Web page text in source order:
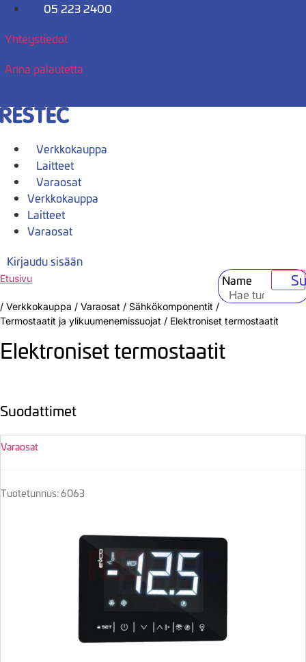
Mene
05 223 2400
Yhteystiedot
Anna palautetta
Verkkokauppa
Laitteet
Varaosat
Verkkokauppa
Laitteet
Varaosat
Kirjaudu sisään
Name
Etusivu
/ Verkkokauppa / Varaosat / Sähkökomponentit /
Termostaatit ja ylikuumenemissuojat / Elektroniset termostaatit
Elektroniset termostaatit
Suodattimet
Varaosat
Tuotetunnus: 6063